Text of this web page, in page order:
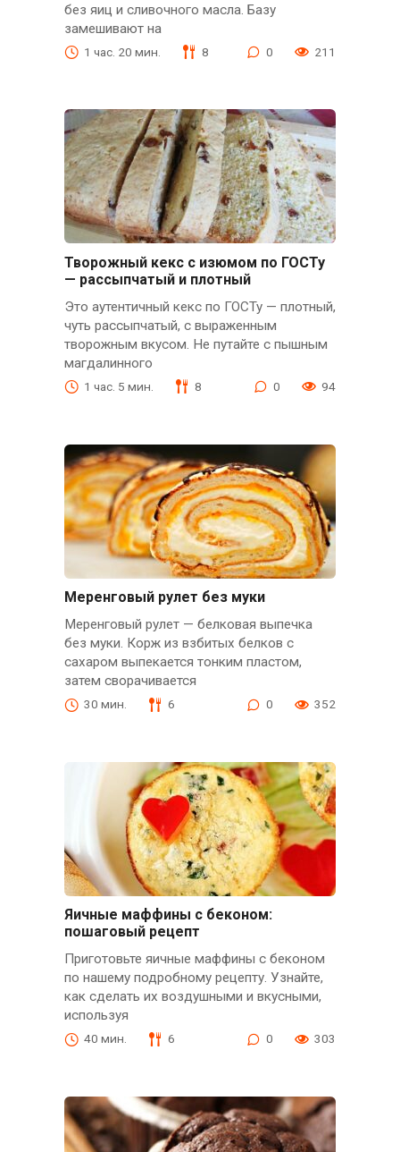
без яиц и сливочного масла. Базу
замешивают на
1 час. 20 мин. 8 0 211
Творожный кекс с изюмом по ГОСТу
— рассыпчатый и плотный
Это аутентичный кекс по ГОСТу — плотный,
чуть рассыпчатый, с выраженным
творожным вкусом. Не путайте с пышным
магдалинного
1 час. 5 мин. 8 0 94
Меренговый рулет без муки
Меренговый рулет — белковая выпечка
без муки. Корж из взбитых белков с
сахаром выпекается тонким пластом,
затем сворачивается
30 мин. 6 0 352
Яичные маффины с беконом:
пошаговый рецепт
Приготовьте яичные маффины с беконом
по нашему подробному рецепту. Узнайте,
как сделать их воздушными и вкусными,
используя
40 мин. 6 0 303